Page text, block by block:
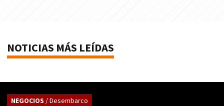
NOTICIAS MÁS LEÍDAS
NEGOCIOS / Desembarco